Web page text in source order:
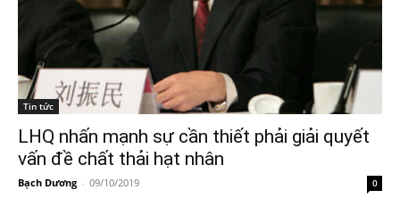
Tin tức
LHQ nhấn mạnh sự cần thiết phải giải quyết
vấn đề chất thải hạt nhân
Bạch Dương - 09/10/2019 0